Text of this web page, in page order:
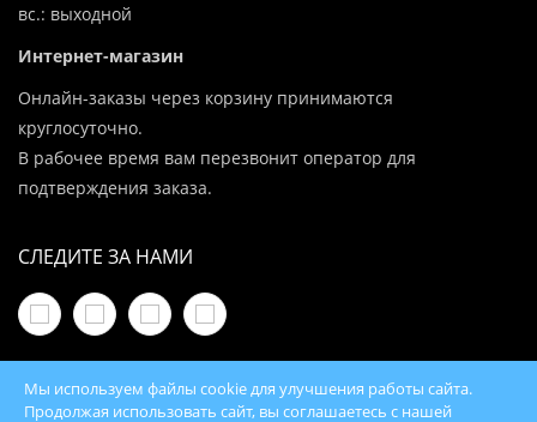
вс.: выходной
Интернет-магазин
Онлайн-заказы через корзину принимаются
круглосуточно.
В рабочее время вам перезвонит оператор для
подтверждения заказа.
СЛЕДИТЕ ЗА НАМИ
Мы используем файлы cookie для улучшения работы сайта.
Продолжая использовать сайт, вы соглашаетесь с нашей